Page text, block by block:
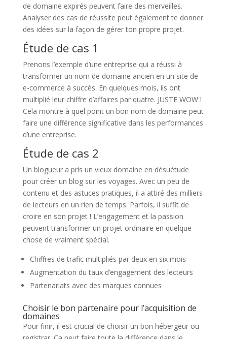
de domaine expirés peuvent faire des merveilles.
Analyser des cas de réussite peut également te donner
des idées sur la façon de gérer ton propre projet.
Étude de cas 1
Prenons l’exemple d’une entreprise qui a réussi à
transformer un nom de domaine ancien en un site de
e-commerce à succès. En quelques mois, ils ont
multiplié leur chiffre d’affaires par quatre. JUSTE WOW !
Cela montre à quel point un bon nom de domaine peut
faire une différence significative dans les performances
d’une entreprise.
Étude de cas 2
Un blogueur a pris un vieux domaine en désuétude
pour créer un blog sur les voyages. Avec un peu de
contenu et des astuces pratiques, il a attiré des milliers
de lecteurs en un rien de temps. Parfois, il suffit de
croire en son projet ! L’engagement et la passion
peuvent transformer un projet ordinaire en quelque
chose de vraiment spécial.
Chiffres de trafic multipliés par deux en six mois
Augmentation du taux d’engagement des lecteurs
Partenariats avec des marques connues
Choisir le bon partenaire pour l’acquisition de
domaines
Pour finir, il est crucial de choisir un bon hébergeur ou